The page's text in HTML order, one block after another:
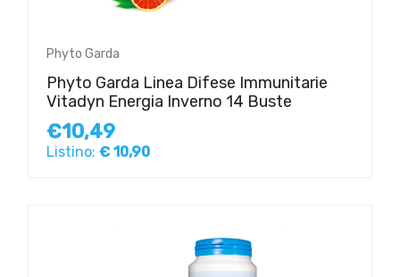
Phyto Garda
Phyto Garda Linea Difese Immunitarie
Vitadyn Energia Inverno 14 Buste
€10,49
Listino: € 10,90